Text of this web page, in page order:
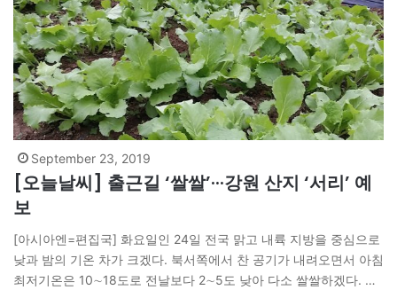
September 23, 2019
[오늘날씨] 출근길 ‘쌀쌀’···강원 산지 ‘서리’ 예
보
[아시아엔=편집국] 화요일인 24일 전국 맑고 내륙 지방을 중심으로
낮과 밤의 기온 차가 크겠다. 북서쪽에서 찬 공기가 내려오면서 아침
최저기온은 10∼18도로 전날보다 2∼5도 낮아 다소 쌀쌀하겠다. 강